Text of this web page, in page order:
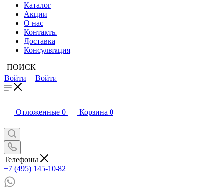
Каталог
Акции
О нас
Контакты
Доставка
Консультация
ПОИСК
Войти
Войти
Отложенные 0 Корзина 0
Телефоны
+7 (495) 145-10-82